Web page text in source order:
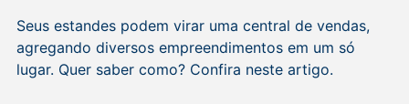
Seus estandes podem virar uma central de vendas,
agregando diversos empreendimentos em um só
lugar. Quer saber como? Confira neste artigo.